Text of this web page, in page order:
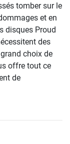
tomber sur le
et en
disques Proud
des
choix de
offre tout ce
de